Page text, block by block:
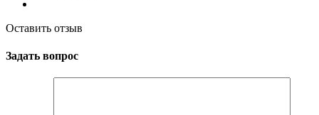
Оставить отзыв
Задать вопрос